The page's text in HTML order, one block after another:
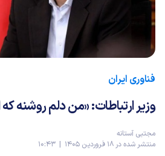
فناوری ایران
وزیر ارتباطات: «من دلم روشنه
مجتبی آستانه
منتشر شده در 18 فروردین 1405 | 10:43